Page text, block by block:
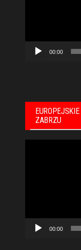
00:00
ZABRZU
00:00